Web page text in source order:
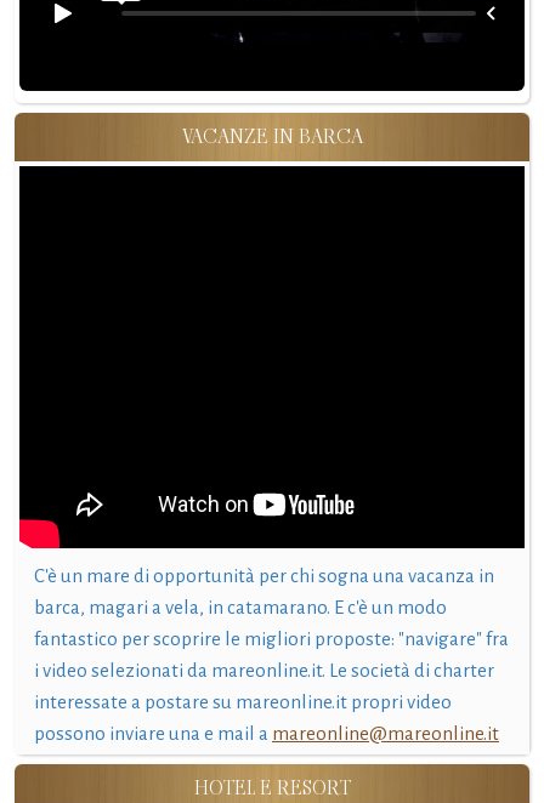
VACANZE IN BARCA
C'è un mare di opportunità per chi sogna una vacanza in
barca, magari a vela, in catamarano. E c'è un modo
fantastico per scoprire le migliori proposte: "navigare" fra
i video selezionati da mareonline.it. Le società di charter
interessate a postare su mareonline.it propri video
possono inviare una e mail a mareonline@mareonline.it
HOTEL E RESORT